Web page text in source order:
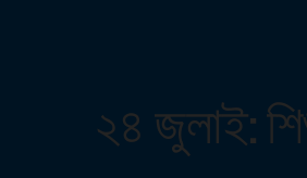
২৪ জুলাই: